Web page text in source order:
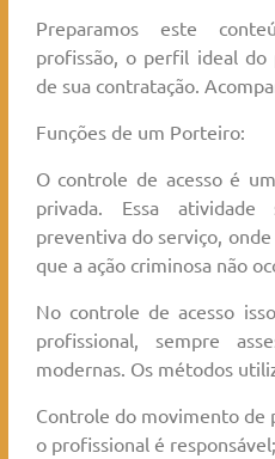
Preparamos este
profissão, o perfil ideal do
de sua contratação.
Funções de um Porteiro:
O controle de acesso é
privada. Essa
preventiva do serviço,
que a ação criminosa não
No controle de acesso
profissional, sempre
modernas. Os métodos
Controle do movimento de
o profissional é responsável;